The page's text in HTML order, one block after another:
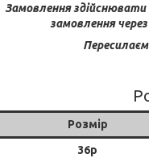
Замовлення здійснювати
замовлення
Розмір
36р